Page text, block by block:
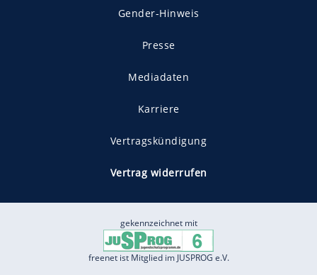
Gender-Hinweis
Presse
Mediadaten
Karriere
Vertragskündigung
Vertrag widerrufen
gekennzeichnet mit
freenet ist Mitglied im JUSPROG e.V.